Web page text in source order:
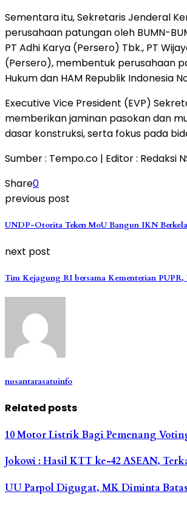
Sementara itu, Sekretaris Jenderal
perusahaan patungan oleh BUMN-
PT Adhi Karya (Persero) Tbk., PT
(Persero), membentuk perusahaan
Hukum dan HAM Republik Indonesia
Executive Vice President (EVP)
memberikan jaminan pasokan dan
dasar konstruksi, serta fokus pada
Sumber : Tempo.co | Editor : Redaksi
Share0
previous post
UNDP-Otorita Teken MoU Bangun IKN
next post
Tim Kejagung RI bersama Kementerian
nusantarasatuinfo
Related posts
10 Motor Listrik Bagi Pemenang
Jokowi : Hasil KTT ke-42 ASEAN,
UU Parpol Digugat, MK Diminta